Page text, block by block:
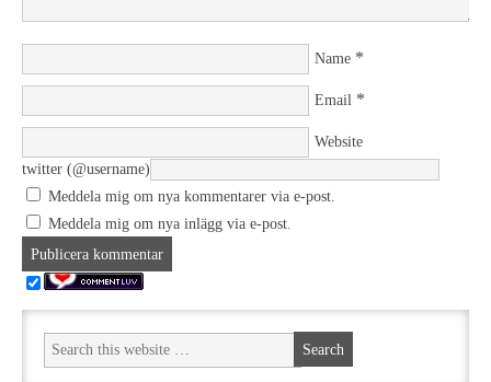
Name *
Email *
Website
twitter (@username)
Meddela mig om nya kommentarer via e-post.
Meddela mig om nya inlägg via e-post.